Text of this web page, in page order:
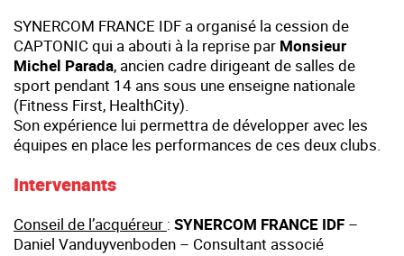
SYNERCOM FRANCE IDF a organisé la cession de
CAPTONIC qui a abouti à la reprise par Monsieur
Michel Parada, ancien cadre dirigeant de salles de
sport pendant 14 ans sous une enseigne nationale
(Fitness First, HealthCity).
Son expérience lui permettra de développer avec les
équipes en place les performances de ces deux clubs.
Intervenants
Conseil de l’acquéreur : SYNERCOM FRANCE IDF –
Daniel Vanduyvenboden – Consultant associé